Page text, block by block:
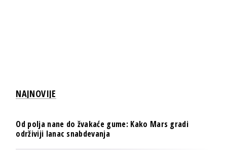
NAJNOVIJE
Od polja nane do žvakaće gume: Kako Mars gradi
održiviji lanac snabdevanja